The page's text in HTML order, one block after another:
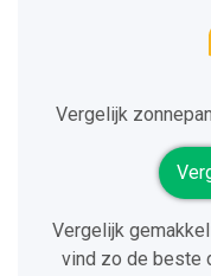
Vergelijk
Vergelijk
vind zo de beste